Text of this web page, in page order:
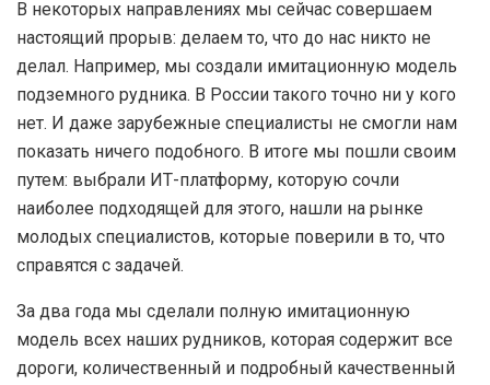
В некоторых направлениях мы сейчас совершаем
настоящий прорыв: делаем то, что до нас никто не
делал. Например, мы создали имитационную модель
подземного рудника. В России такого точно ни у кого
нет. И даже зарубежные специалисты не смогли нам
показать ничего подобного. В итоге мы пошли своим
путем: выбрали ИТ-платформу, которую сочли
наиболее подходящей для этого, нашли на рынке
молодых специалистов, которые поверили в то, что
справятся с задачей.
За два года мы сделали полную имитационную
модель всех наших рудников, которая содержит все
дороги, количественный и подробный качественный